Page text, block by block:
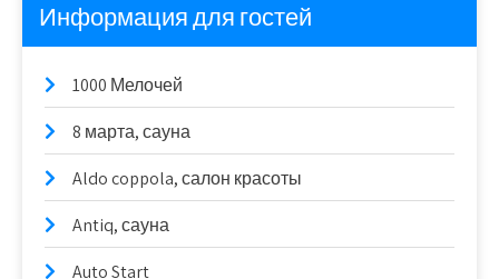
Информация для гостей
1000 Мелочей
8 марта, сауна
Aldo coppola, салон красоты
Antiq, сауна
Auto Start